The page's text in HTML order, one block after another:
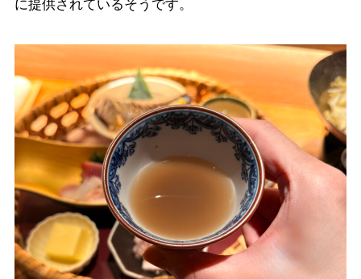
に提供されているそうです。